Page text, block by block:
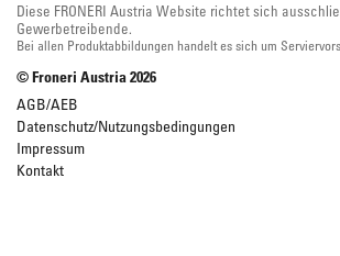
Diese FRONERI Austria Website richtet sich
Gewerbetreibende.
Bei allen Produktabbildungen handelt es sich um
© Froneri Austria2026
AGB/AEB
Datenschutz/Nutzungsbedingungen
Impressum
Kontakt